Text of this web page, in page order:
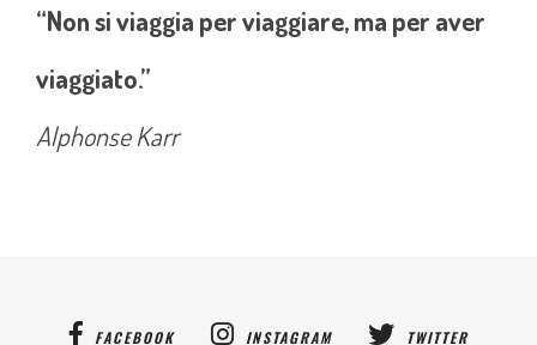
“Non si viaggia per viaggiare, ma per aver
viaggiato.”
Alphonse Karr
FACEBOOK INSTAGRAM TWITTER